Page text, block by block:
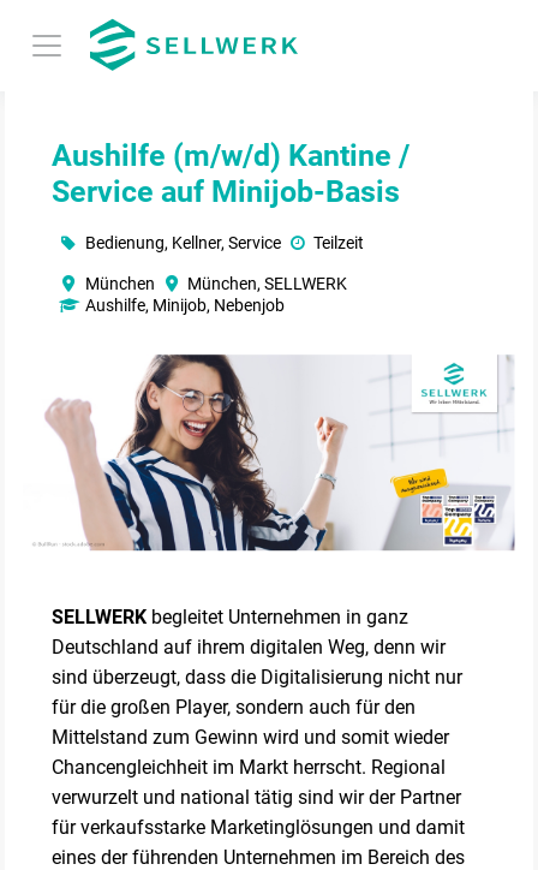
Aushilfe (m/w/d) Kantine /
Service auf Minijob-Basis
München
München, SELLWERK
Aushilfe, Minijob, Nebenjob
Bedienung, Kellner, Service Teilzeit
SELLWERK begleitet Unternehmen in ganz
Deutschland auf ihrem digitalen Weg, denn wir
sind überzeugt, dass die Digitalisierung nicht nur
für die großen Player, sondern auch für den
Mittelstand zum Gewinn wird und somit wieder
Chancengleichheit im Markt herrscht. Regional
verwurzelt und national tätig sind wir der Partner
für verkaufsstarke Marketinglösungen und damit
eines der führenden Unternehmen im Bereich des